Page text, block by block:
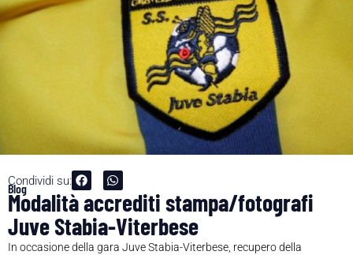
Condividi su:
Blog
Modalità accrediti stampa/fotografi
Juve Stabia-Viterbese
In occasione della gara Juve Stabia-Viterbese, recupero della